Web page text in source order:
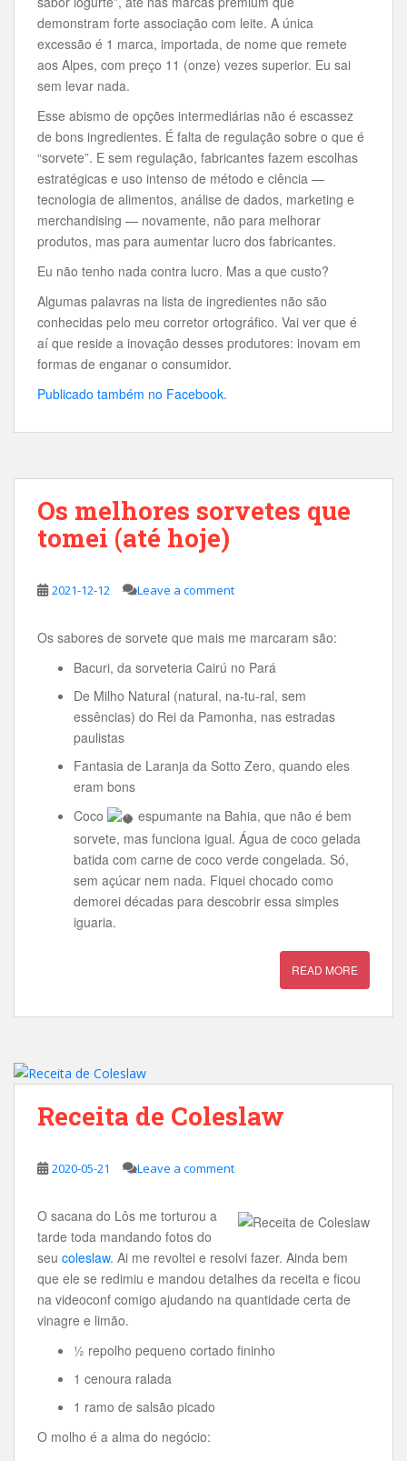
demonstram forte associação com leite. A única
excessão é 1 marca, importada, de nome que remete
aos Alpes, com preço 11 (onze) vezes superior. Eu sai
sem levar nada.
Esse abismo de opções intermediárias não é escassez
de bons ingredientes. É falta de regulação sobre o que é
“sorvete”. E sem regulação, fabricantes fazem escolhas
estratégicas e uso intenso de método e ciência —
tecnologia de alimentos, análise de dados, marketing e
merchandising — novamente, não para melhorar
produtos, mas para aumentar lucro dos fabricantes.
Eu não tenho nada contra lucro. Mas a que custo?
Algumas palavras na lista de ingredientes não são
conhecidas pelo meu corretor ortográfico. Vai ver que é
aí que reside a inovação desses produtores: inovam em
formas de enganar o consumidor.
Publicado também no Facebook.
Os melhores sorvetes que
tomei (até hoje)
2021-12-12 Leave a comment
Os sabores de sorvete que mais me marcaram são:
Bacuri, da sorveteria Cairú no Pará
De Milho Natural (natural, na-tu-ral, sem
essências) do Rei da Pamonha, nas estradas
paulistas
Fantasia de Laranja da Sotto Zero, quando eles
eram bons
Coco
espumante na Bahia, que não é bem
sorvete, mas funciona igual. Água de coco gelada
batida com carne de coco verde congelada. Só,
sem açúcar nem nada. Fiquei chocado como
demorei décadas para descobrir essa simples
iguaria.
READ MORE
Receita de Coleslaw
2020-05-21 Leave a comment
O sacana do Lôs me torturou a
tarde toda mandando fotos do
seu coleslaw. Ai me revoltei e resolvi fazer. Ainda bem
que ele se redimiu e mandou detalhes da receita e ficou
na videoconf comigo ajudando na quantidade certa de
vinagre e limão.
½ repolho pequeno cortado fininho
1 cenoura ralada
1 ramo de salsão picado
O molho é a alma do negócio: